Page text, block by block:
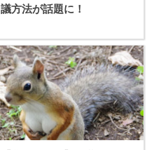
議方法が話題に！